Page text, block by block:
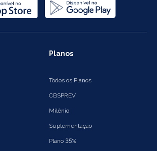
Planos
Todos os Planos
CBSPREV
Milênio
Suplementação
Plano 35%